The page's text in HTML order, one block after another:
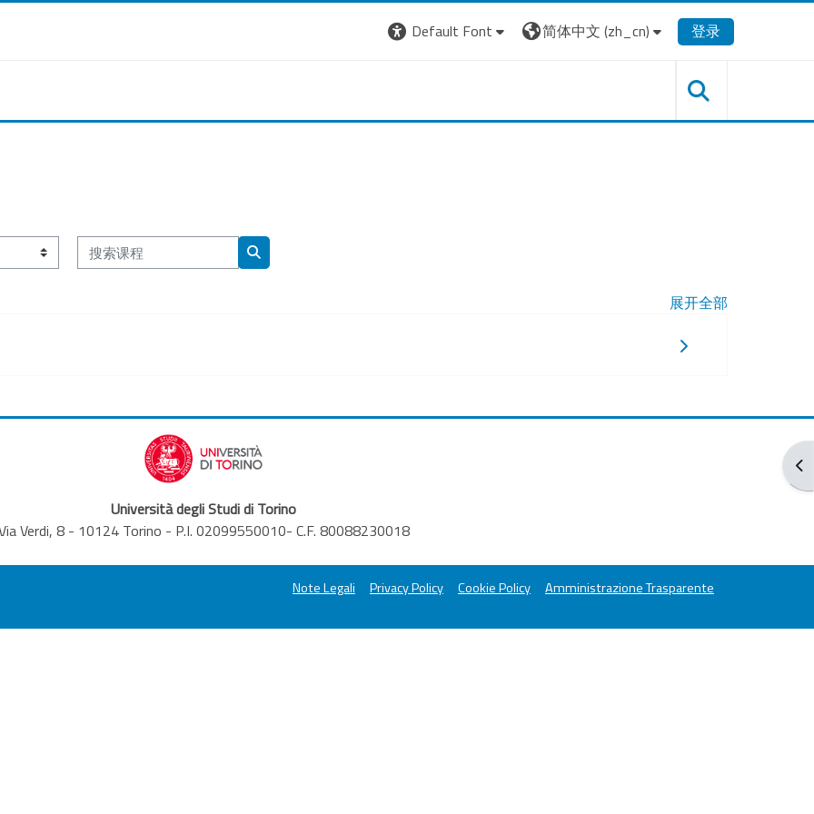
Default Font 简体中文 ‎(zh_cn)‎ 登录
打
搜索课程
搜索课程
展开全部
Università degli Studi di Torino
Verdi, 8 - 10124 Torino - P.I. 02099550010- C.F. 80088230018
Note Legali Privacy Policy Cookie Policy Amministrazione Trasparente